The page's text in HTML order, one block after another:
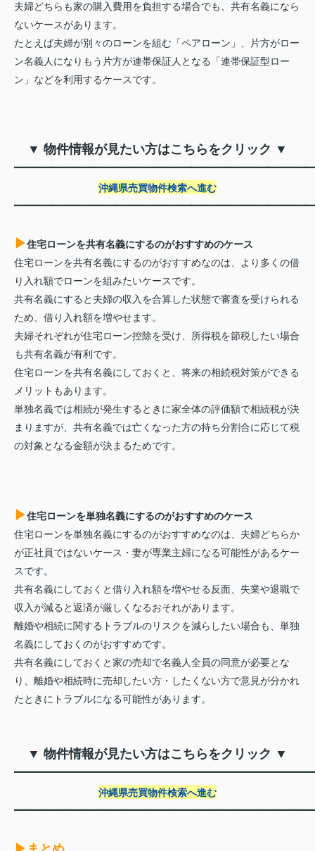
夫婦どちらも家の購入費用を負担する場合でも、共有名義になら
ないケースがあります。
たとえば夫婦が別々のローンを組む「ペアローン」、片方がロー
ン名義人になりもう片方が連帯保証人となる「連帯保証型ロー
ン」などを利用するケースです。
▼ 物件情報が見たい方はこちらをクリック ▼
沖縄県売買物件検索へ進む
▶住宅ローンを共有名義にするのがおすすめのケース
住宅ローンを共有名義にするのがおすすめなのは、より多くの借
り入れ額でローンを組みたいケースです。
共有名義にすると夫婦の収入を合算した状態で審査を受けられる
ため、借り入れ額を増やせます。
夫婦それぞれが住宅ローン控除を受け、所得税を節税したい場合
も共有名義が有利です。
住宅ローンを共有名義にしておくと、将来の相続税対策ができる
メリットもあります。
単独名義では相続が発生するときに家全体の評価額で相続税が決
まりますが、共有名義では亡くなった方の持ち分割合に応じて税
の対象となる金額が決まるためです。
▶住宅ローンを単独名義にするのがおすすめのケース
住宅ローンを単独名義にするのがおすすめなのは、夫婦どちらか
が正社員ではないケース・妻が専業主婦になる可能性があるケー
スです。
共有名義にしておくと借り入れ額を増やせる反面、失業や退職で
収入が減ると返済が厳しくなるおそれがあります。
離婚や相続に関するトラブルのリスクを減らしたい場合も、単独
名義にしておくのがおすすめです。
共有名義にしておくと家の売却で名義人全員の同意が必要とな
り、離婚や相続時に売却したい方・したくない方で意見が分かれ
たときにトラブルになる可能性があります。
▼ 物件情報が見たい方はこちらをクリック ▼
沖縄県売買物件検索へ進む